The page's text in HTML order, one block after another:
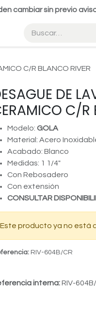
cambiar sin previo
C/R BLANCO RIVER
DE
C/R
Modelo: GOLA
Material: Acero
Acabado: Blanco
Medidas: 1 1/4"
Con Rebosadero
Con extensión
CONSULTAR
Este producto ya no está
RIV-604B/CR
interna:RIV-